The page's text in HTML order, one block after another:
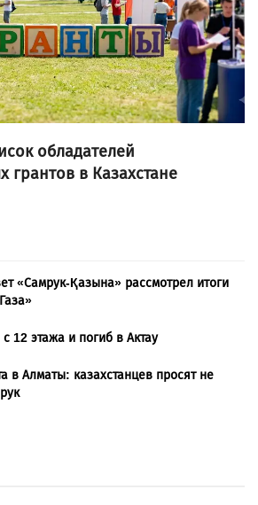
обладателей
грантов в Казахстане
«Самрук-Қазына» рассмотрел итоги
12 этажа и погиб в Актау
в Алматы: казахстанцев просят не